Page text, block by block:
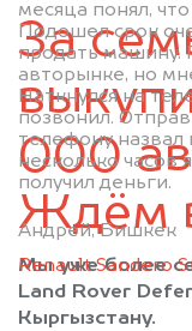
месяца понял,
Подошел срок
продать машину.
авторынке, но
Наткнулся на
позвонил.
телефону назвал
несколько часов
получил деньги.
Андрей, Бишкек
Renault Sandero
За
000
Ждём
Мы уже более
Land Rover
Кыргызстану.